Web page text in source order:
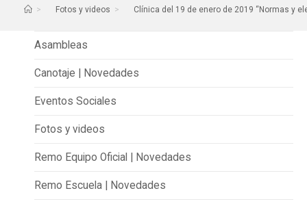
> Fotos y videos > Clínica del 19 de enero de 2019 “Normas y
Asambleas
Canotaje | Novedades
Eventos Sociales
Fotos y videos
Remo Equipo Oficial | Novedades
Remo Escuela | Novedades